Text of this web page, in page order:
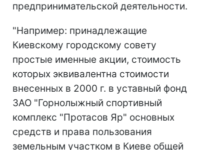
предпринимательской деятельности.
"Например: принадлежащие
Киевскому городскому совету
простые именные акции, стоимость
которых эквивалентна стоимости
внесенных в 2000 г. в уставный фонд
ЗАО "Горнолыжный спортивный
комплекс "Протасов Яр" основных
средств и права пользования
земельным участком в Киеве общей